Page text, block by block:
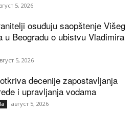
5, 2026
osuđuju saopštenje Višeg
u Beogradu o ubistvu Vladimira
5, 2026
decenije zapostavljanja
i upravljanja vodama
август 5, 2026